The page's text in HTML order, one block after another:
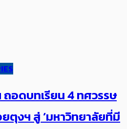
อดบทเรียน 4 ทศวรรษ
ตุงฯ สู่ ‘มหาวิทยาลัยที่มี